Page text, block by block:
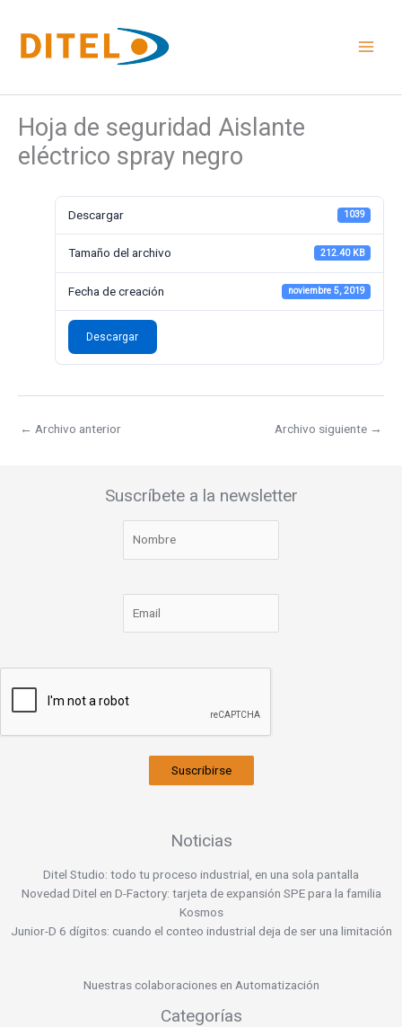
contenido
Hoja de seguridad Aislante
eléctrico spray negro
Descargar 1039
Tamaño del archivo 212.40 KB
Fecha de creación noviembre 5, 2019
Descargar
← Archivo anterior Archivo siguiente →
Suscríbete a la newsletter
Suscribirse
Noticias
Ditel Studio: todo tu proceso industrial, en una sola pantalla
Novedad Ditel en D-Factory: tarjeta de expansión SPE para la familia
Kosmos
Junior-D 6 dígitos: cuando el conteo industrial deja de ser una limitación
Nuestras colaboraciones en Automatización
Categorías